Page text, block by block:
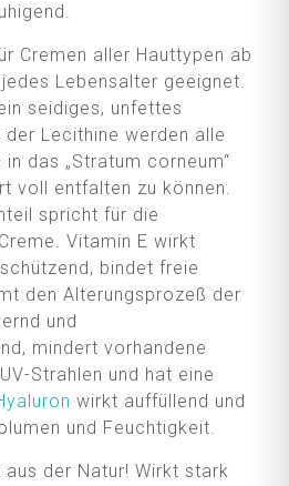
Cremen aller Hauttypen ab
Lebensalter geeignet.
seidiges, unfettes
der Lecithine werden alle
das „Stratum corneum“
voll entfalten zu können.
spricht für die
Vitamin E wirkt
bindet freie
den Alterungsprozeß der
und
mindert vorhandene
Strahlen und hat eine
wirkt auffüllend und
und Feuchtigkeit.
der Natur! Wirkt stark